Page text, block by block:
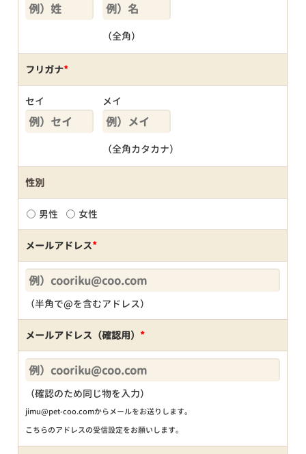
（全角）
フリガナ*
セイ メイ
（全角カタカナ）
性別
男性 女性
メールアドレス*
（半角で@を含むアドレス）
メールアドレス（確認用） *
（確認のため同じ物を入力）
jimu@pet-coo.comからメールをお送りします。
こちらのアドレスの受信設定をお願いします。